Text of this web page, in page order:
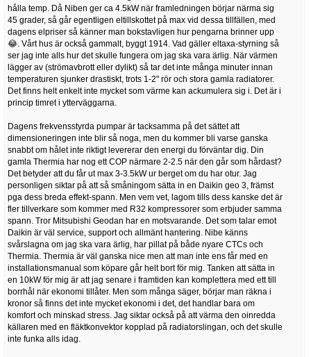
hålla temp. Då Niben ger ca 4.5kW när framledningen börjar närma sig
45 grader, så går egentligen eltillskottet på max vid dessa tillfällen, med
dagens elpriser så känner man bokstavligen hur pengarna brinner upp
😂. Vårt hus är också gammalt, byggt 1914. Vad gäller eltaxa-styrning så
ser jag inte alls hur det skulle fungera om jag ska vara ärlig. När värmen
lägger av (strömavbrott eller dylikt) så tar det inte många minuter innan
temperaturen sjunker drastiskt, trots 1-2" rör och stora gamla radiatorer.
Det finns helt enkelt inte mycket som värme kan ackumulera sig i. Det är i
princip timret i ytterväggarna.
Dagens frekvensstyrda pumpar är tacksamma på det sättet att
dimensioneringen inte blir så noga, men du kommer bli varse ganska
snabbt om hålet inte riktigt levererar den energi du förväntar dig. Din
gamla Thermia har nog ett COP närmare 2-2.5 när den går som hårdast?
Det betyder att du får ut max 3-3.5kW ur berget om du har otur. Jag
personligen siktar på att så småningom sätta in en Daikin geo 3, främst
pga dess breda effekt-spann. Men vem vet, lagom tills dess kanske det är
fler tillverkare som kommer med R32 kompressorer som erbjuder samma
spann. Tror Mitsubishi Geodan har en motsvarande. Det som talar emot
Daikin är väl service, support och allmänt hantering. Nibe känns
svårslagna om jag ska vara ärlig, har pillat på både nyare CTCs och
Thermia. Thermia är väl ganska nice men att man inte ens får med en
installationsmanual som köpare går helt bort för mig. Tanken att sätta in
en 10kW för mig är att jag senare i framtiden kan komplettera med ett till
borrhål när ekonomi tillåter. Men som många säger, börjar man räkna i
kronor så finns det inte mycket ekonomi i det, det handlar bara om
komfort och minskad stress. Jag siktar också på att värma den oinredda
källaren med en fläktkonvektor kopplad på radiatorslingan, och det skulle
inte funka alls idag.